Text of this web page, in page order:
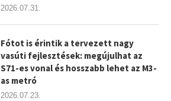
2026.07.31.
Fótot is érintik a tervezett nagy
vasúti fejlesztések: megújulhat az
S71-es vonal és hosszabb lehet az M3-
as metró
2026.07.23.